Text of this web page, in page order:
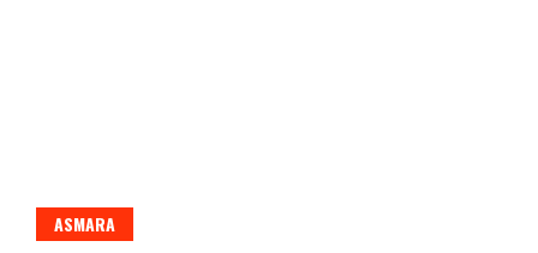
ASMARA